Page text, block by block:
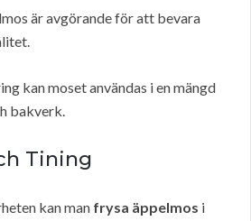
är avgörande för att bevara
kan moset användas i en mängd
bakverk.
Tining
kan man frysa äppelmos i